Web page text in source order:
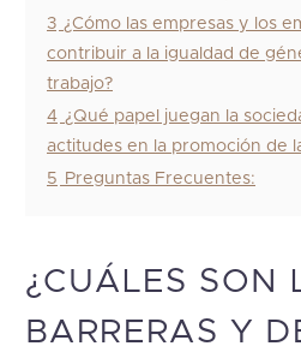
3 ¿Cómo las empresas y los
contribuir a la igualdad de
trabajo?
4 ¿Qué papel juegan la
actitudes en la promoción de
5
Preguntas Frecuentes:
¿CUÁLES SON
BARRERAS Y